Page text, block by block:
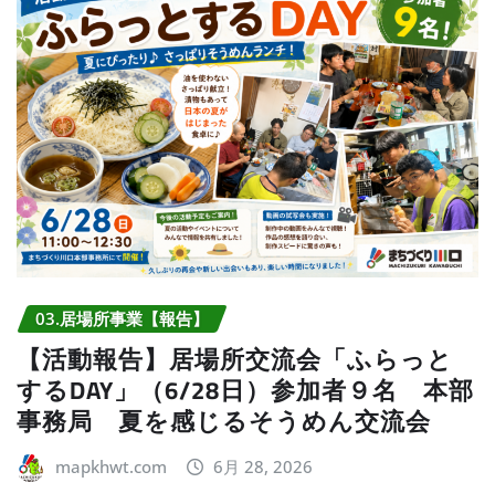
03.居場所事業【報告】
【活動報告】居場所交流会「ふらっと
するDAY」（6/28日）参加者９名 本部
事務局 夏を感じるそうめん交流会
mapkhwt.com 6月 28, 2026